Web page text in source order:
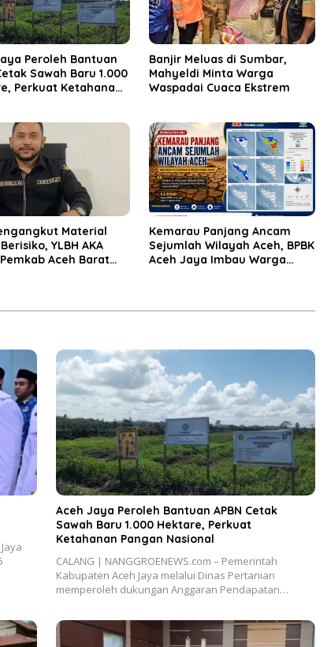
Peroleh Bantuan
Sawah Baru 1.000
Perkuat Ketahanan
Banjir Meluas di Sumbar,
Mahyeldi Minta Warga
Waspadai Cuaca Ekstrem
Material
YLBH AKA
Aceh Barat
Kemarau Panjang Ancam
Sejumlah Wilayah Aceh, BPBK
Aceh Jaya Imbau Warga
Aceh Jaya Peroleh Bantuan APBN Cetak
Sawah Baru 1.000 Hektare, Perkuat
Ketahanan Pangan Nasional
CALANG | NANGGROENEWS.com – Pemerintah
Kabupaten Aceh Jaya melalui Dinas Pertanian
memperoleh dukungan Anggaran Pendapatan…